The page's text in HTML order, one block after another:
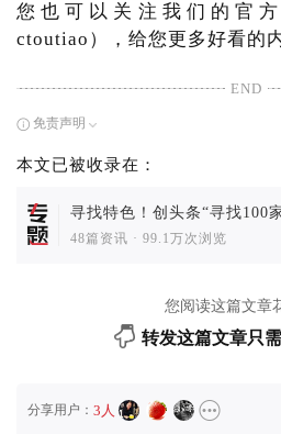
您也可以关注我们的官
ctoutiao），给您更多好看的
END
免责声明
本文已被收录在：
寻找特色！创头条“寻找100
决选火热进行中
48篇资讯 · 99.1万次浏览
您阅读这篇文章
转发这篇文章只
分享用户： 3人